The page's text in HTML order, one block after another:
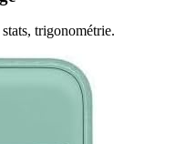
trigonométrie.